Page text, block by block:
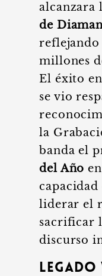
alcanzara
de
reflejando
millones
El éxito
se vio
la
banda el
del Año
liderar el
sacrificar
discurso
Legado